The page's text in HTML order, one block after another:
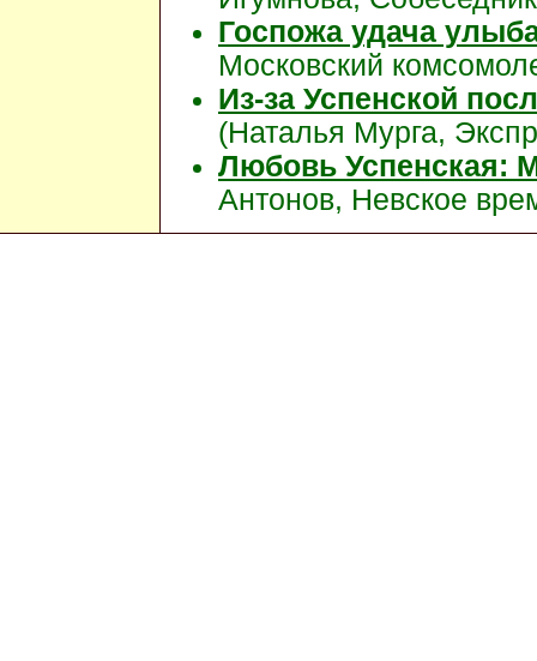
Госпожа удача
Московский
Из-за Успенской
(Наталья Мурга,
Любовь Успенская:
Антонов, Невское